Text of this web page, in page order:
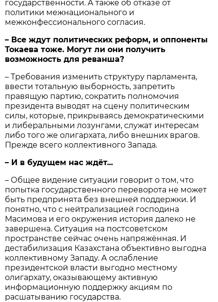
государственности. А также об отказе от
политики межнационального и
межконфессионального согласия.
– Все ждут политических реформ, и оппоненты
Токаева тоже. Могут ли они получить
возможность для реванша?
– Требования изменить структуру парламента,
ввести тотальную выборность, запретить
правящую партию, сократить полномочия
президента выводят на сцену политическим
силы, которые, прикрываясь демократическими
и либеральными лозунгами, служат интересам
либо того же олигархата, либо внешних врагов.
Прежде всего коллективного Запада.
– И в будущем нас ждёт...
– Общее видение ситуации говорит о том, что
попытка государственного переворота не может
быть предпринята без внешней поддержки. И
понятно, что с нейтрализацией господина
Масимова и его окружения история далеко не
завершена. Ситуация на постсоветском
пространстве сейчас очень напряжённая. И
дестабилизация Казахстана объективно выгодна
коллективному Западу. А ослабление
президентской власти выгодно местному
олигархату, оказывающему активную
информационную поддержку акциям по
расшатыванию государства.